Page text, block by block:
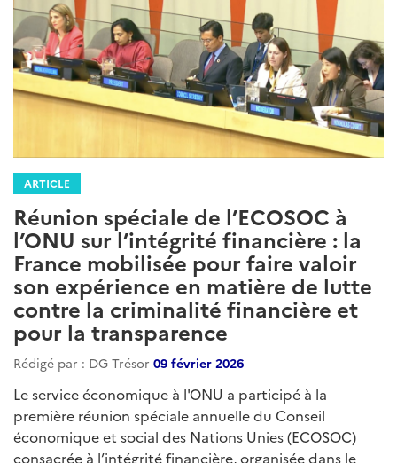
ARTICLE
Réunion spéciale de l’ECOSOC à
l’ONU sur l’intégrité financière : la
France mobilisée pour faire valoir
son expérience en matière de lutte
contre la criminalité financière et
pour la transparence
Rédigé par : DG Trésor 09 février 2026
Le service économique à l'ONU a participé à la
première réunion spéciale annuelle du Conseil
économique et social des Nations Unies (ECOSOC)
consacrée à l’intégrité financière, organisée dans le